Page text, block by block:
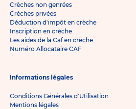
Crèches non genrées
Crèches privées
Déduction d'impôt en crèche
Inscription en crèche
Les aides de la Caf en crèche
Numéro Allocataire CAF
Informations légales
Conditions Générales d'Utilisation
Mentions légales